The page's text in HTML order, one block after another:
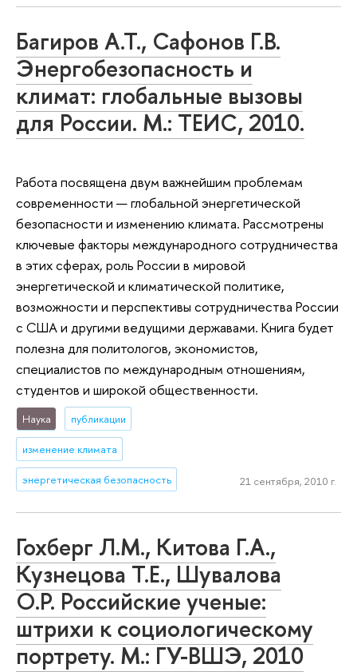
Багиров А.Т., Сафонов Г.В.
Энергобезопасность и
климат: глобальные вызовы
для России. М.: ТЕИС, 2010.
Работа посвящена двум важнейшим проблемам
современности — глобальной энергетической
безопасности и изменению климата. Рассмотрены
ключевые факторы международного сотрудничества
в этих сферах, роль России в мировой
энергетической и климатической политике,
возможности и перспективы сотрудничества России
с США и другими ведущими державами. Книга будет
полезна для политологов, экономистов,
специалистов по международным отношениям,
студентов и широкой общественности.
Наука публикации
изменение климата
энергетическая безопасность 21 сентября, 2010 г.
Гохберг Л.М., Китова Г.А.,
Кузнецова Т.Е., Шувалова
О.Р. Российские ученые:
штрихи к социологическому
портрету. М.: ГУ-ВШЭ, 2010